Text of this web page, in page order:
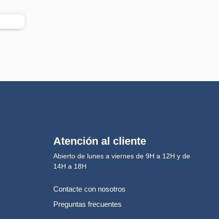
Atención al cliente
Abierto de lunes a viernes de 9H a 12H y de
14H a 18H
Contacte con nosotros
Preguntas frecuentes